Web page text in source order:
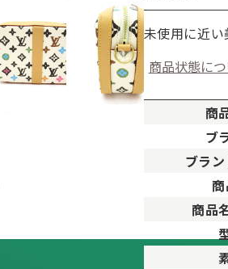
未使用に近い
商品状態に
もしくは新品に近い状態の商品。
程度の良い商品。
れが少なめで比較的状態の良い商
商
ブ
ブラン
商品